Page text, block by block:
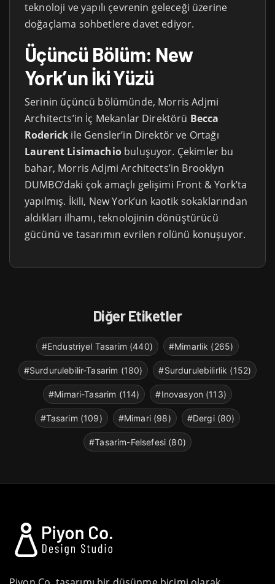
teknoloji ve yapılı çevrenin geleceği üzerine
doğaçlama sohbetlere davet ediyor.
Üçüncü Bölüm: New
York’un İki Yüzü
Serinin üçüncü bölümünde, Morris Adjmi
Architects’in İç Mekanlar Direktörü Becca
Roderick ile Gensler’in Direktör ve Ortağı
Laurent Lisimachiobuluşuyor. Çekimler bu
bahar, Morris Adjmi Architects’in Brooklyn
DUMBO’daki çok amaçlı gelişimi Front & York’ta
yapılmış. İkili, New York’un kaotik sokaklarından
aldıkları ilhamı, teknolojinin dönüştürücü
gücünü ve tasarımın evrilen rolünü konuşuyor.
Diğer Etiketler
#Endustriyel Tasarim (440) #Mimarlik (265)
#Surdurulebilir-Tasarim (180) #Surdurulebilirlik (152)
#Mimari-Tasarim (114) #Inovasyon (113)
#Tasarim (109) #Mimari (98) #Dergi (80)
#Tasarim-Felsefesi (80)